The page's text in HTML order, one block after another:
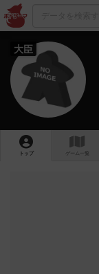
大臣
トップ ゲーム一覧